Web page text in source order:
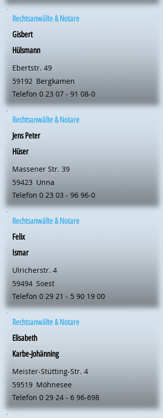
Rechtsanwälte & Notare
Gisbert
Hülsmann
Ebertstr. 49
59192 Bergkamen
Telefon 0 23 07 - 91 08-0
Rechtsanwälte & Notare
Jens Peter
Hüser
Massener Str. 39
59423 Unna
Telefon 0 23 03 - 96 96-0
Rechtsanwälte & Notare
Felix
Ismar
Ulricherstr. 4
59494 Soest
Telefon 0 29 21 - 5 90 19 00
Rechtsanwälte & Notare
Elisabeth
Karbe-Johänning
Meister-Stütting-Str. 4
59519 Möhnesee
Telefon 0 29 24 - 6 96-698